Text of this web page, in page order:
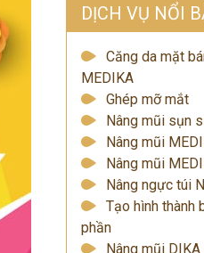
DỊCH VỤ NỔI
Căng da mặt
MEDIKA
Ghép mỡ mắt
Nâng mũi sụn
Nâng mũi
Nâng mũi
Nâng ngực túi
Tạo hình thành
phần
Nâng mũi